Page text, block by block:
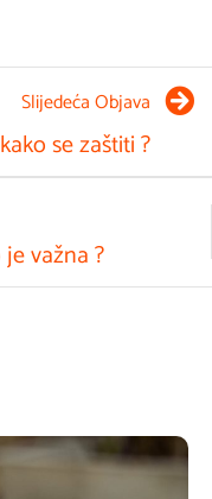
važna ?
Slijedeća Objava
se zaštiti ?